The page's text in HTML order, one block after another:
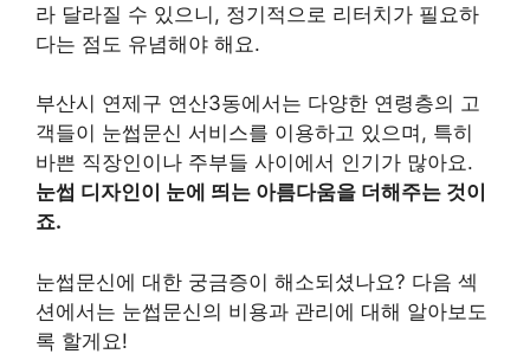
라 달라질 수 있으니, 정기적으로 리터치가 필요하
다는 점도 유념해야 해요.
부산시 연제구 연산3동에서는 다양한 연령층의 고
객들이 눈썹문신 서비스를 이용하고 있으며, 특히
바쁜 직장인이나 주부들 사이에서 인기가 많아요.
눈썹 디자인이 눈에 띄는 아름다움을 더해주는 것이
죠.
눈썹문신에 대한 궁금증이 해소되셨나요? 다음 섹
션에서는 눈썹문신의 비용과 관리에 대해 알아보도
록 할게요!